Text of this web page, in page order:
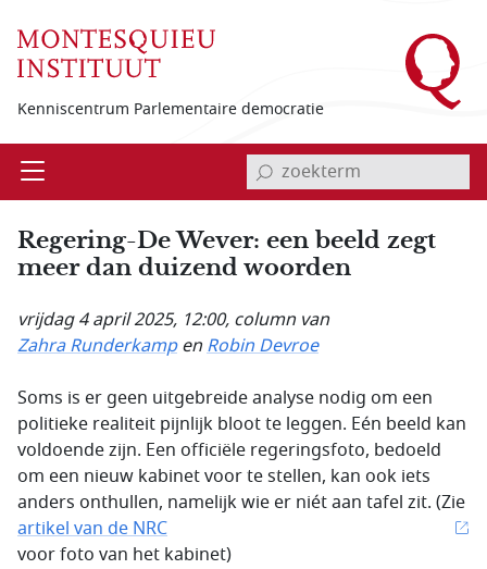
Kenniscentrum Parlementaire democratie
Open invoerveld zoekterm
Regering-De Wever: een beeld zegt
meer dan duizend woorden
vrijdag 4 april 2025, 12:00, column van
Zahra RunderkampenRobin Devroe
Soms is er geen uitgebreide analyse nodig om een
politieke realiteit pijnlijk bloot te leggen. Eén beeld kan
voldoende zijn. Een officiële regeringsfoto, bedoeld
om een nieuw kabinet voor te stellen, kan ook iets
anders onthullen, namelijk wie er niét aan tafel zit. (Zie
artikel van de NRC
voor foto van het kabinet)